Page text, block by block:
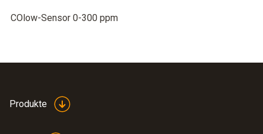
COlow-Sensor 0-300 ppm
Produkte